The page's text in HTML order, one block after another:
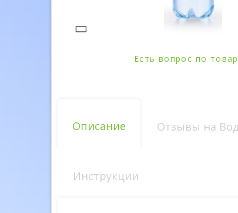
Есть вопрос по
Описание Отзывы на
Инструкции